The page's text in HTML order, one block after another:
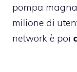
pompa
milione di
network è poi